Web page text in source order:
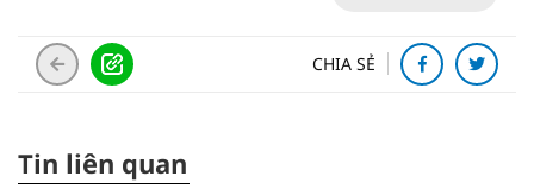
CHIA SẺ
Tin liên quan